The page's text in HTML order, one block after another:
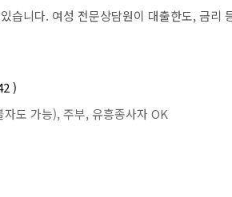
습니다. 여성 전문상담원이 대출한도, 금리
)
도 가능), 주부, 유흥종사자 OK